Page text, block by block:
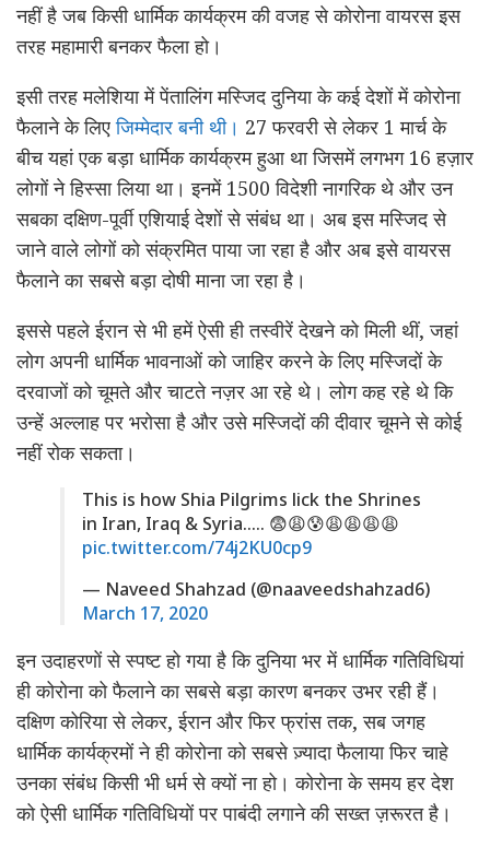
नहीं है जब किसी धार्मिक कार्यक्रम की वजह से कोरोना वायरस इस
तरह महामारी बनकर फैला हो।
इसी तरह मलेशिया में पेंतालिंग मस्जिद दुनिया के कई देशों में कोरोना
फैलाने के लिएजिम्मेदार बनी थी। 27 फरवरी से लेकर 1 मार्च के
बीच यहां एक बड़ा धार्मिक कार्यक्रम हुआ था जिसमें लगभग 16 हज़ार
लोगों ने हिस्सा लिया था। इनमें 1500 विदेशी नागरिक थे और उन
सबका दक्षिण-पूर्वी एशियाई देशों से संबंध था। अब इस मस्जिद से
जाने वाले लोगों को संक्रमित पाया जा रहा है और अब इसे वायरस
फैलाने का सबसे बड़ा दोषी माना जा रहा है।
इससे पहले ईरान से भी हमें ऐसी ही तस्वीरें देखने को मिली थीं, जहां
लोग अपनी धार्मिक भावनाओं को जाहिर करने के लिए मस्जिदों के
दरवाजों को चूमते और चाटते नज़र आ रहे थे। लोग कह रहे थे कि
उन्हें अल्लाह पर भरोसा है और उसे मस्जिदों की दीवार चूमने से कोई
नहीं रोक सकता।
This is how Shia Pilgrims lick the Shrines
in Iran, Iraq & Syria….. 😨😩😰😩😩😩😩
pic.twitter.com/74j2KU0cp9
— Naveed Shahzad (@naaveedshahzad6)
March 17, 2020
इन उदाहरणों से स्पष्ट हो गया है कि दुनिया भर में धार्मिक गतिविधियां
ही कोरोना को फैलाने का सबसे बड़ा कारण बनकर उभर रही हैं।
दक्षिण कोरिया से लेकर, ईरान और फिर फ्रांस तक, सब जगह
धार्मिक कार्यक्रमों ने ही कोरोना को सबसे ज़्यादा फैलाया फिर चाहे
उनका संबंध किसी भी धर्म से क्यों ना हो। कोरोना के समय हर देश
को ऐसी धार्मिक गतिविधियों पर पाबंदी लगाने की सख्त ज़रूरत है।